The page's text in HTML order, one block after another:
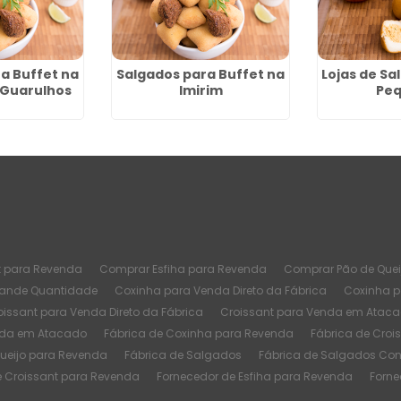
Buffet na
Salgados para Buffet na
Imirim
Lojas de
Revenda Comprar Esfiha para Revenda Comprar Pão de
Quantidade Coxinha para Venda Direto da Fábrica
Coxinha
para Venda Direto da Fábrica Croissant para Venda em
em Atacado Fábrica de Coxinha para Revenda
Fábrica de
para Revenda Fábrica de Salgados Fábrica de Salgados
Croissant para Revenda Fornecedor de Esfiha para Revenda